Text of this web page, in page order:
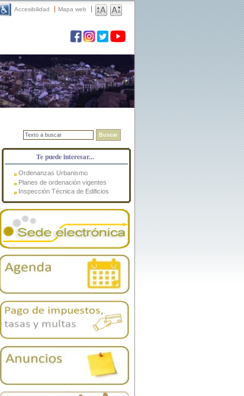
Accesibilidad Mapa web
Buscar
Te puede interesar...
Ordenanzas Urbanismo
Planes de ordenación vigentes
Inspección Técnica de Edificios